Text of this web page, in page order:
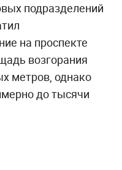
подразделений
на проспекте
возгорания
метров, однако
до тысячи